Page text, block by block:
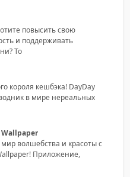
повысить свою
и поддерживать
То
короля кешбэка! DayDay
в мире нереальных
Wallpaper
волшебства и красоты с
Приложение,